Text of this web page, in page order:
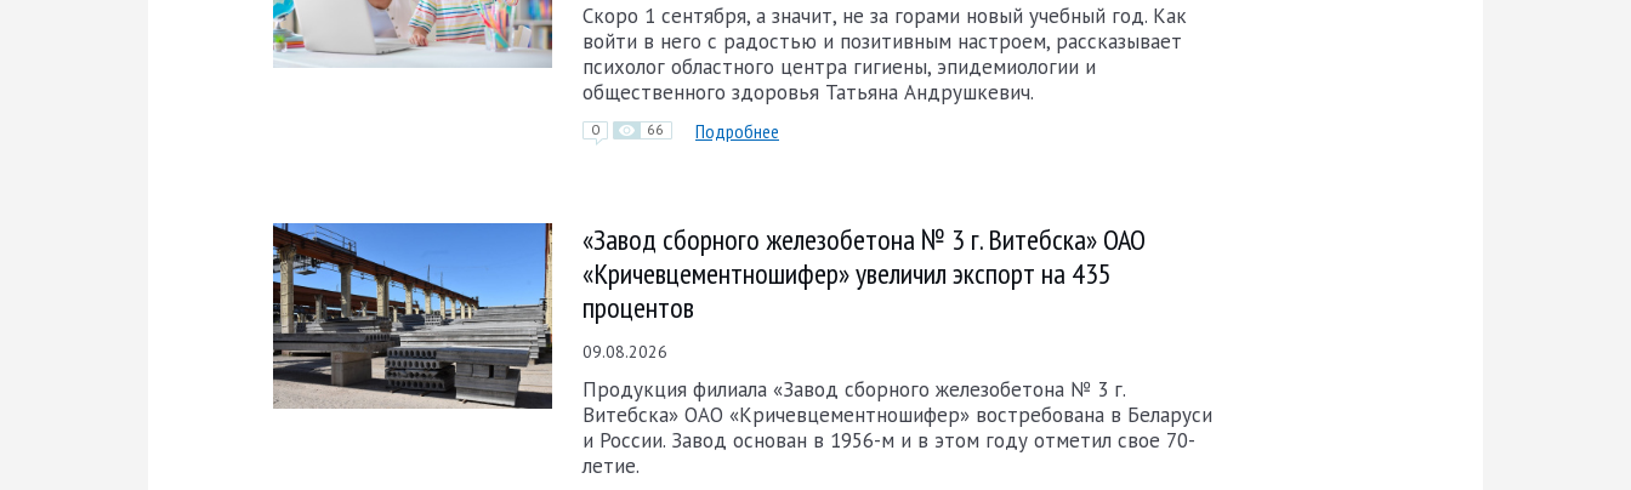
Скоро 1 сентября, а значит, не за горами новый учебный год. Как
войти в него с радостью и позитивным настроем, рассказывает
психолог областного центра гигиены, эпидемиологии и
общественного здоровья Татьяна Андрушкевич.
0 66 Подробнее
«Завод сборного железобетона № 3 г. Витебска» ОАО
«Кричевцементношифер» увеличил экспорт на 435
процентов
09.08.2026
Продукция филиала «Завод сборного железобетона № 3 г.
Витебска» ОАО «Кричевцементношифер» востребована в Беларуси
и России. Завод основан в 1956-м и в этом году отметил свое 70-
летие.